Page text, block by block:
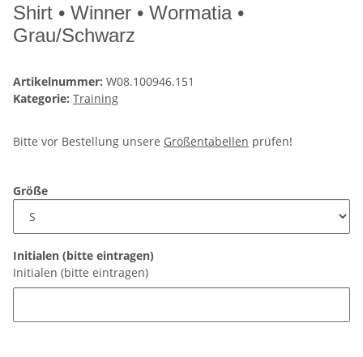
Shirt • Winner • Wormatia •
Grau/Schwarz
Artikelnummer: W08.100946.151
Kategorie: Training
Bitte vor Bestellung unsere Größentabellen prüfen!
Größe
Initialen (bitte eintragen)
Initialen (bitte eintragen)